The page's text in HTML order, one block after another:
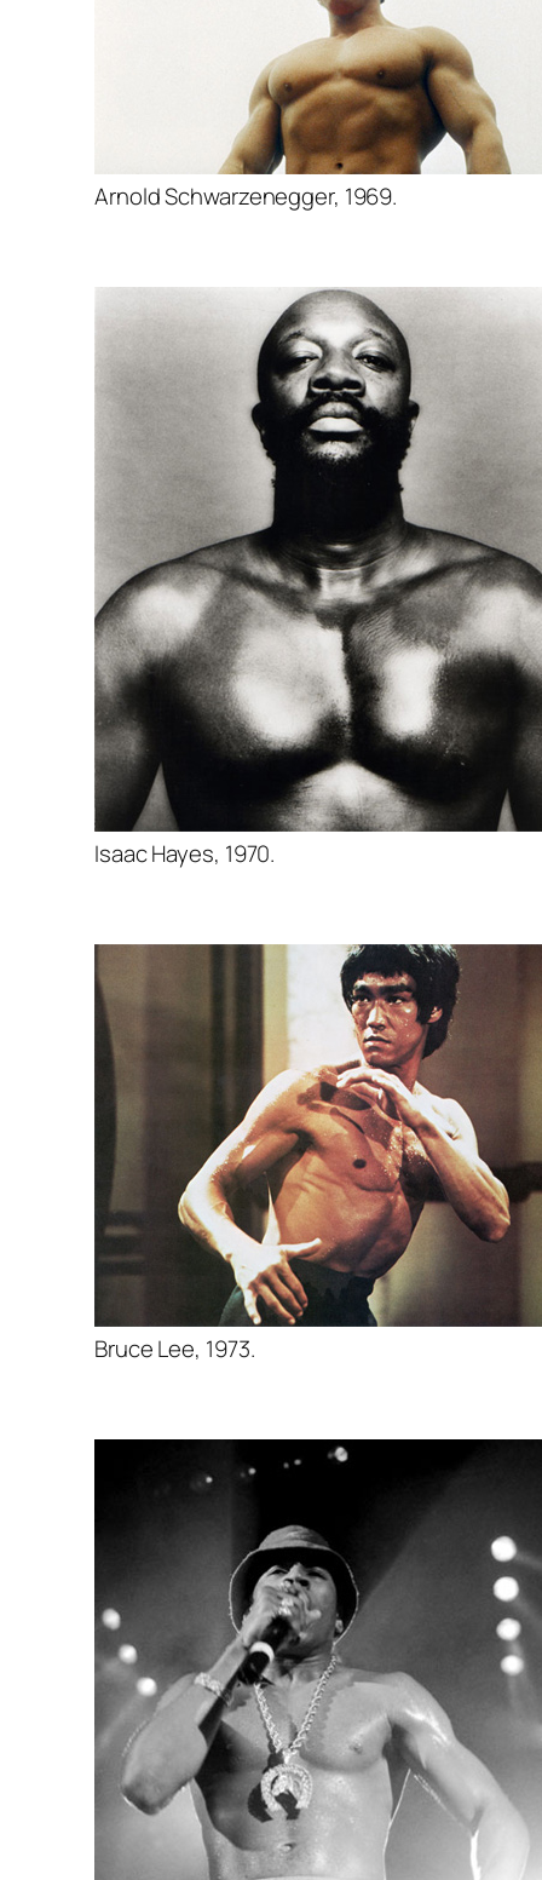
Arnold Schwarzenegger, 1969.
Isaac Hayes, 1970.
Bruce Lee, 1973.